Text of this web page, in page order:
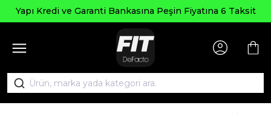
Peşin Fiyatına 6 Taksit